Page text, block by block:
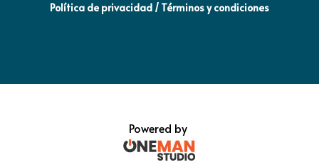
Política de privacidad / Términos y condiciones
Powered by